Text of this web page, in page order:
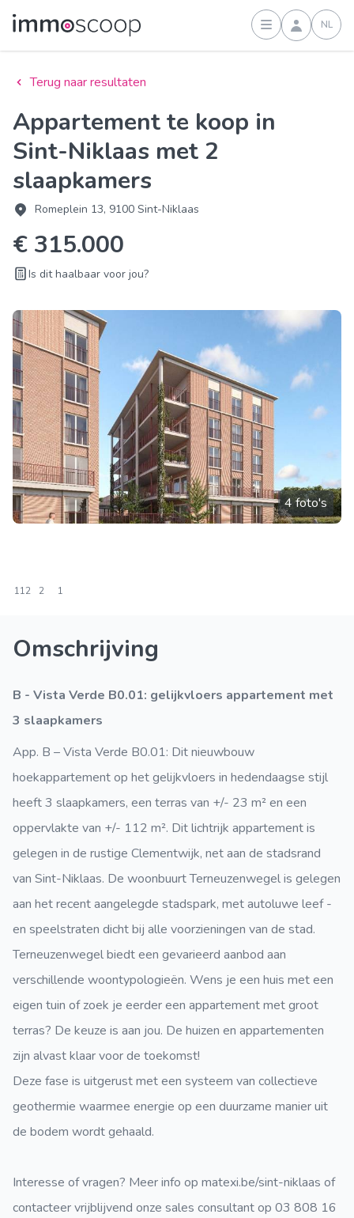
Inloggen
NL
Terug naar resultaten
Appartement te koop in
Sint-Niklaas met 2
slaapkamers
Romeplein 13, 9100 Sint-Niklaas
€ 315.000
Is dit haalbaar voor jou?
4 foto's
112 2 1
Omschrijving
B - Vista Verde B0.01: gelijkvloers appartement met
3 slaapkamers
App. B – Vista Verde B0.01: Dit nieuwbouw
hoekappartement op het gelijkvloers in hedendaagse stijl
heeft 3 slaapkamers, een terras van +/- 23 m² en een
oppervlakte van +/- 112 m². Dit lichtrijk appartement is
gelegen in de rustige Clementwijk, net aan de stadsrand
van Sint-Niklaas. De woonbuurt Terneuzenwegel is gelegen
aan het recent aangelegde stadspark, met autoluwe leef -
en speelstraten dicht bij alle voorzieningen van de stad.
Terneuzenwegel biedt een gevarieerd aanbod aan
verschillende woontypologieën. Wens je een huis met een
eigen tuin of zoek je eerder een appartement met groot
terras? De keuze is aan jou. De huizen en appartementen
zijn alvast klaar voor de toekomst!
Deze fase is uitgerust met een systeem van collectieve
geothermie waarmee energie op een duurzame manier uit
de bodem wordt gehaald.
Interesse of vragen? Meer info op matexi.be/sint-niklaas of
contacteer vrijblijvend onze sales consultant op 03 808 16